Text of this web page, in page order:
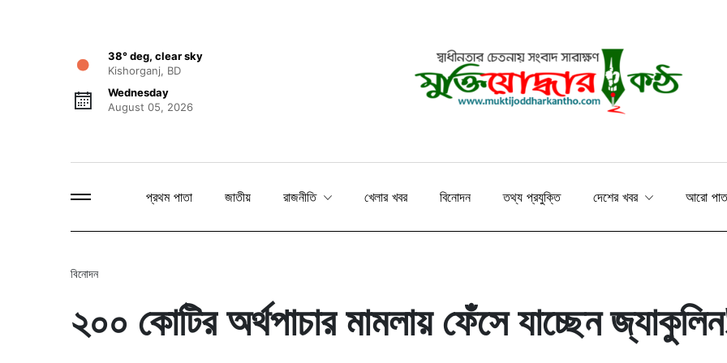
38° deg, clear sky
Kishorganj, BD
Wednesday
August 05, 2026
প্রথম পাতা জাতীয় রাজনীতি খেলার খবর বিনোদন তথ্য প্রযুক্তি দেশের খবর আরো
বিনোদন
২০০ কোটির অর্থপাচার মামলায় ফেঁসে যাচ্ছেন